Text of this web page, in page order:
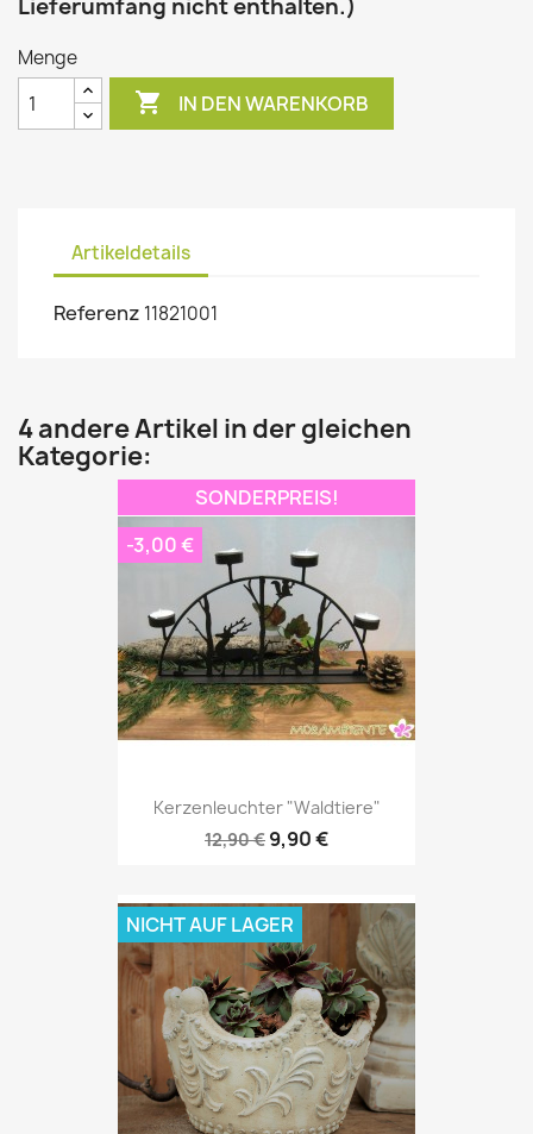
Lieferumfang nicht enthalten.)
Menge
 IN DEN WARENKORB
Artikeldetails
Referenz 11821001
4 andere Artikel in der gleichen
Kategorie:
Kerzenleuchter "Waldtiere"
12,90 € 9,90 €
SONDERPREIS!
-3,00 €
NICHT AUF LAGER